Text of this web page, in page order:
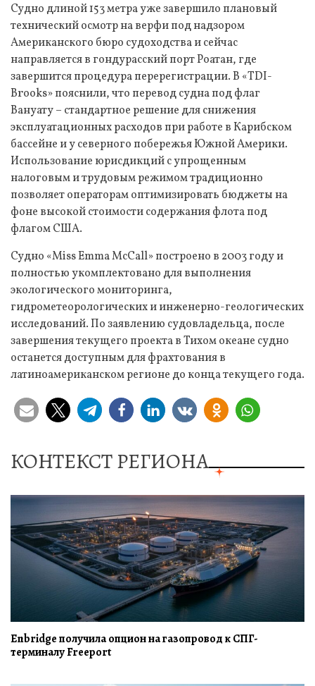
Судно длиной 153 метра уже завершило плановый
технический осмотр на верфи под надзором
Американского бюро судоходства и сейчас
направляется в гондурасский порт Роатан, где
завершится процедура перерегистрации. В «TDI-
Brooks» пояснили, что перевод судна под флаг
Вануату – стандартное решение для снижения
эксплуатационных расходов при работе в Карибском
бассейне и у северного побережья Южной Америки.
Использование юрисдикций с упрощенным
налоговым и трудовым режимом традиционно
позволяет операторам оптимизировать бюджеты на
фоне высокой стоимости содержания флота под
флагом США.
Судно «Miss Emma McCall» построено в 2003 году и
полностью укомплектовано для выполнения
экологического мониторинга,
гидрометеорологических и инженерно-геологических
исследований. По заявлению судовладельца, после
завершения текущего проекта в Тихом океане судно
останется доступным для фрахтования в
латиноамериканском регионе до конца текущего года.
КОНТЕКСТ РЕГИОНА
Enbridge получила опцион на газопровод к СПГ-
терминалу Freeport